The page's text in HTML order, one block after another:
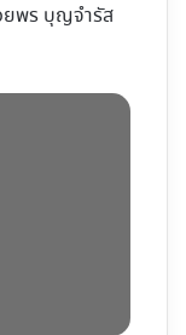
ยพร บุญจำรัส